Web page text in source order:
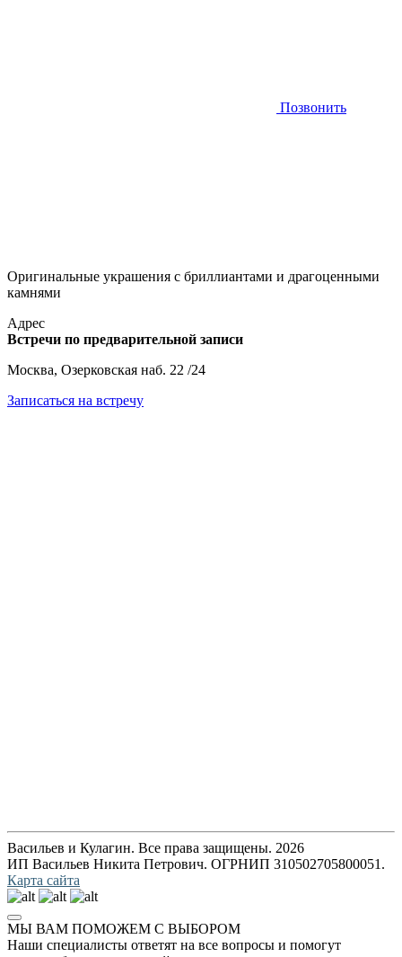
Позвонить
Оригинальные украшения с бриллиантами и драгоценными
камнями
Адрес
Встречи по предварительной записи
Москва, Озерковская наб. 22 /24
Записаться на встречу
Васильев и Кулагин. Все права защищены. 2026
ИП Васильев Никита Петрович. ОГРНИП 310502705800051.
Карта сайта
МЫ ВАМ ПОМОЖЕМ С ВЫБОРОМ
Наши специалисты ответят на все вопросы и помогут